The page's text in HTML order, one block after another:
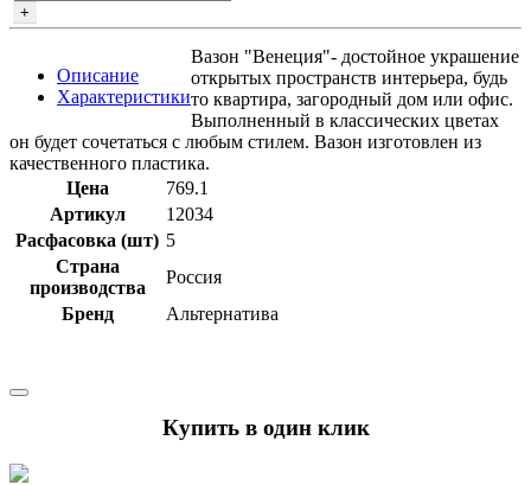
+
Описание
Характеристики
Вазон "Венеция"- достойное украшение
открытых пространств интерьера, будь
то квартира, загородный дом или офис.
Выполненный в классических цветах
он будет сочетаться с любым стилем. Вазон изготовлен из
качественного пластика.
Цена
769.1
Артикул
12034
Расфасовка (шт) 5
Страна
производства
Россия
Бренд
Альтернатива
Купить в один клик